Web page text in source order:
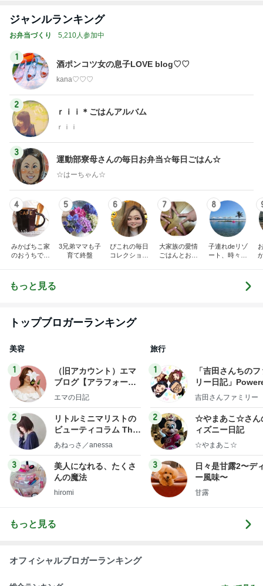
ジャンルランキング
お弁当づくり 5,210人参加中
1
酒ポンコツ女の息子LOVE blog♡♡
kana♡♡♡
2
ｒｉｉ＊ごはんアルバム
ｒｉｉ
3
運動部寮母さんの毎日お弁当☆毎日ごはん☆
☆はーちゃん☆
4
みかぱちこ家
のおうちでご
5
3兄弟ママも子
育て終盤
6
ぴこれの毎日
コレクション
7
大家族の愛情
ごはんとお弁
8
子連れdeリゾ
ート、時々キ
もっと見る
トップブロガーランキング
美容
1
（旧アカウント）エマ
ブログ【アラフォー会
社売却セカンドライ
エマの日記
2
リトルミニマリストの
ビューティコラム The
little minimalist's bea
あねっさ／anessa
3
美人になれる、たくさ
んの魔法
hiromi
旅行
1
「吉田さんちの
リー日記」
y Ameba 吉田さ
ログ
吉田さんファミリー
2
☆やまあこ☆さん
ィズニー日記
☆やまあこ☆
3
日々是甘露2〜デ
ー風味〜
甘露
もっと見る
オフィシャルブロガーランキング